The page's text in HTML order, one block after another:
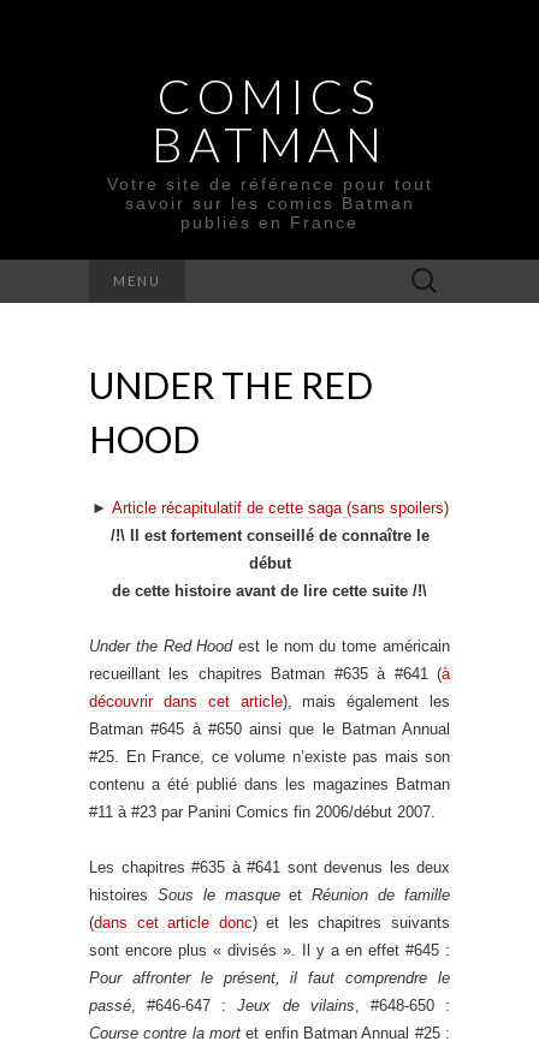
COMICS
BATMAN
Votre site de référence pour tout
savoir sur les comics Batman
publiés en France
MENU Rechercher :
UNDER THE RED
HOOD
► Article récapitulatif de cette saga (sans spoilers)
/!\ Il est fortement conseillé de connaître le
début
de cette histoire avant de lire cette suite /!\
Under the Red Hoodest le nom du tome américain
recueillant les chapitres Batman #635 à #641 (à
découvrir dans cet article), mais également les
Batman #645 à #650 ainsi que le Batman Annual
#25. En France, ce volume n’existe pas mais son
contenu a été publié dans les magazines Batman
#11 à #23 par Panini Comics fin 2006/début 2007.
Les chapitres #635 à #641 sont devenus les deux
histoires Sous le masqueetRéunion de famille
(dans cet article donc) et les chapitres suivants
sont encore plus « divisés ». Il y a en effet #645 :
Pour affronter le présent, il faut comprendre le
passé, #646-647 :Jeux de vilains, #648-650 :
Course contre la mort et enfin Batman Annual #25 :